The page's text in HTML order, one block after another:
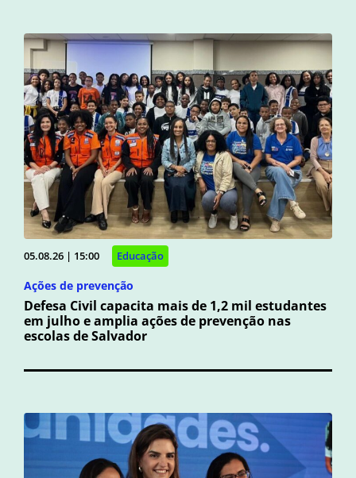
05.08.26 | 15:00 Educação
Ações de prevenção
Defesa Civil capacita mais de 1,2 mil estudantes
em julho e amplia ações de prevenção nas
escolas de Salvador